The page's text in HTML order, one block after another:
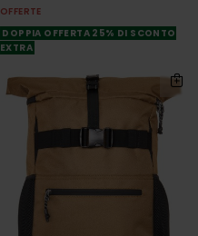
OFFERTE
DOPPIA OFFERTA 25% DI SCONTO
EXTRA